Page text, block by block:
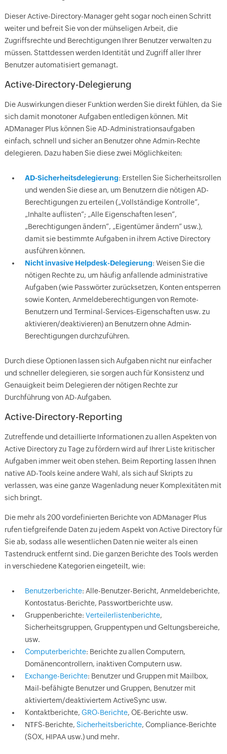
Dieser Active-Directory-Manager geht sogar noch einen Schritt
weiter und befreit Sie von der mühseligen Arbeit, die
Zugriffsrechte und Berechtigungen Ihrer Benutzer verwalten zu
müssen. Stattdessen werden Identität und Zugriff aller Ihrer
Benutzer automatisiert gemanagt.
Active-Directory-Delegierung
Die Auswirkungen dieser Funktion werden Sie direkt fühlen, da Sie
sich damit monotoner Aufgaben entledigen können. Mit
ADManager Plus können Sie AD-Administrationsaufgaben
einfach, schnell und sicher an Benutzer ohne Admin-Rechte
delegieren. Dazu haben Sie diese zwei Möglichkeiten:
AD-Sicherheitsdelegierung: Erstellen Sie Sicherheitsrollen
und wenden Sie diese an, um Benutzern die nötigen AD-
Berechtigungen zu erteilen („Vollständige Kontrolle“,
„Inhalte auflisten“; „Alle Eigenschaften lesen“,
„Berechtigungen ändern“, „Eigentümer ändern“ usw.),
damit sie bestimmte Aufgaben in ihrem Active Directory
ausführen können.
Nicht invasive Helpdesk-Delegierung: Weisen Sie die
nötigen Rechte zu, um häufig anfallende administrative
Aufgaben (wie Passwörter zurücksetzen, Konten entsperren
sowie Konten, Anmeldeberechtigungen von Remote-
Benutzern und Terminal-Services-Eigenschaften usw. zu
aktivieren/deaktivieren) an Benutzern ohne Admin-
Berechtigungen durchzuführen.
Durch diese Optionen lassen sich Aufgaben nicht nur einfacher
und schneller delegieren, sie sorgen auch für Konsistenz und
Genauigkeit beim Delegieren der nötigen Rechte zur
Durchführung von AD-Aufgaben.
Active-Directory-Reporting
Zutreffende und detaillierte Informationen zu allen Aspekten von
Active Directory zu Tage zu fördern wird auf Ihrer Liste kritischer
Aufgaben immer weit oben stehen. Beim Reporting lassen Ihnen
native AD-Tools keine andere Wahl, als sich auf Skripts zu
verlassen, was eine ganze Wagenladung neuer Komplexitäten mit
sich bringt.
Die mehr als 200 vordefinierten Berichte von ADManager Plus
rufen tiefgreifende Daten zu jedem Aspekt von Active Directory für
Sie ab, sodass alle wesentlichen Daten nie weiter als einen
Tastendruck entfernt sind. Die ganzen Berichte des Tools werden
in verschiedene Kategorien eingeteilt, wie:
Benutzerberichte: Alle-Benutzer-Bericht, Anmeldeberichte,
Kontostatus-Berichte, Passwortberichte usw.
Gruppenberichte: Verteilerlistenberichte,
Sicherheitsgruppen, Gruppentypen und Geltungsbereiche,
usw.
Computerberichte: Berichte zu allen Computern,
Domänencontrollern, inaktiven Computern usw.
Exchange-Berichte: Benutzer und Gruppen mit Mailbox,
Mail-befähigte Benutzer und Gruppen, Benutzer mit
aktiviertem/deaktiviertem ActiveSync usw.
Kontaktberichte, GRO-Berichte, OE-Berichte usw.
NTFS-Berichte, Sicherheitsberichte, Compliance-Berichte
(SOX, HIPAA usw.) und mehr.